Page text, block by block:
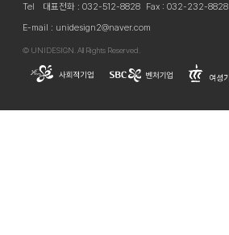
Tel
대표전화 : 032-512-8828 Fax : 032-232-8828
E-mail : unidesign2@naver.com
© UNIDESIGN. All Rights Reserved.